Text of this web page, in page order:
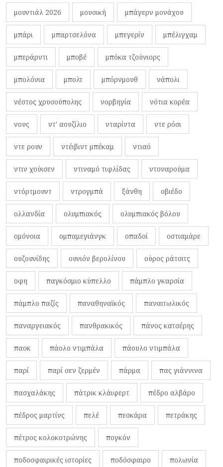
μουντιάλ 2026 μουσική μπάγερν μονάχου
μπάρι μπαρτσελόνα μπεγερίν μπέλιγχαμ
μπεράρντι μποβέ μπόκα τζούνιορς
μπολόνια μπολτ μπόρνμουθ νάπολι
νέστος χρυσούπολης νορβηγία νότια κορέα
νους ντ' αουζίλιο νταρίντα ντε ρόσι
ντε ρουν ντέιβιντ μπέκαμ ντιαό
ντιν χούισεν ντιναμό τιφλίδας ντοναρούμα
ντόρτμουντ ντρογμπά ξάνθη οβιέδο
ολλανδία ολυμπιακός ολυμπιακός βόλου
ομόνοια ομπαμεγιάνγκ οπαδοί οστιαμάρε
ουζουνίδης ουνιόν βερολίνου ούρος ράτσιτς
οφη παγκόσμιο κύπελλο πάμπλο γκαρσία
πάμπλο παζίς παναθηναϊκός παναιτωλικός
παναργειακός πανθρακικός πάνος κατσέρης
παοκ πάολο ντιμπάλα πάουλο ντιμπάλα
παρί παρί σεν ζερμέν πάρμα πας γιάννινα
πασχαλάκης πάτρικ κλάιφερτ πέδρο αλβάρο
πέδρος μαρτίνς πελέ πεσκάρα πετράκης
πέτρος κολοκοτρώνης πογκόν
ποδοσφαιρικές ιστορίες ποδόσφαιρο πολωνία